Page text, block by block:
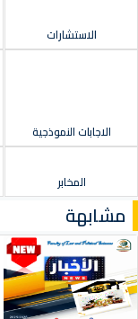
الاستشارات
الاجابات النموذجية
المخابر
مشابهة